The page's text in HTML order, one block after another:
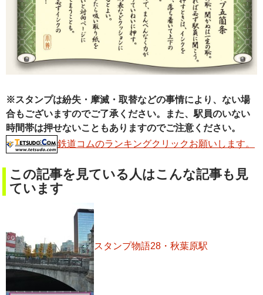
※スタンプは紛失・摩滅・取替などの事情により、ない場
合もございますのでご了承ください。また、駅員のいない
時間帯は押せないこともありますのでご注意ください。
鉄道コムのランキングクリックお願いします。
この記事を見ている人はこんな記事も見
ています
スタンプ物語28・秋葉原駅